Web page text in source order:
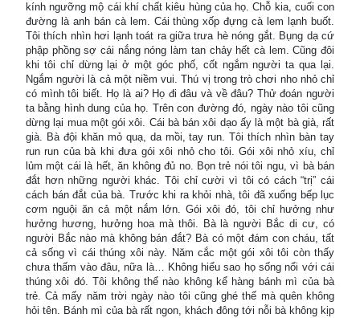
kính ngưỡng mộ cái khí chất kiêu hùng của họ. Chỗ kia, cuối con
đường là anh bán cà lem. Cái thùng xốp đựng cà lem lạnh buốt.
Tôi thích nhìn hơi lạnh toát ra giữa trưa hè nóng gắt. Bụng dạ cứ
phập phồng sợ cái nắng nóng làm tan chảy hết cà lem. Cũng đôi
khi tôi chỉ dừng lại ở một góc phố, cốt ngắm người ta qua lại.
Ngắm người là cả một niềm vui. Thú vị trong trò chơi nho nhỏ chỉ
có mình tôi biết. Họ là ai? Họ đi đâu và về đâu? Thử đoán người
ta bằng hình dung của họ. Trên con đường đó, ngày nào tôi cũng
dừng lại mua một gói xôi. Cái bà bán xôi dạo ấy là một bà già, rất
già. Bà đội khăn mỏ quạ, da mồi, tay run. Tôi thích nhìn bàn tay
run run của bà khi đưa gói xôi nhỏ cho tôi. Gói xôi nhỏ xíu, chỉ
lủm một cái là hết, ăn không đủ no. Bọn trẻ nói tôi ngu, vì bà bán
đắt hơn những người khác. Tôi chỉ cười vì tôi có cách “trị” cái
cách bán đắt của bà. Trước khi ra khỏi nhà, tôi đã xuống bếp lục
cơm nguội ăn cả một nắm lớn. Gói xôi đó, tôi chỉ hưởng như
hưởng hương, hưởng hoa mà thôi. Bà là người Bắc di cư, có
người Bắc nào mà không bán đắt? Bà có một đám con cháu, tất
cả sống vì cái thúng xôi này. Năm cắc một gói xôi tôi còn thấy
chưa thấm vào đâu, nữa là… Không hiểu sao họ sống nổi với cái
thúng xôi đó. Tôi không thể nào không kể hàng bánh mì của bà
trẻ. Cả mấy năm trời ngày nào tôi cũng ghé thế mà quên không
hỏi tên. Bánh mì của bà rất ngon, khách đông tới nỗi bà không kịp